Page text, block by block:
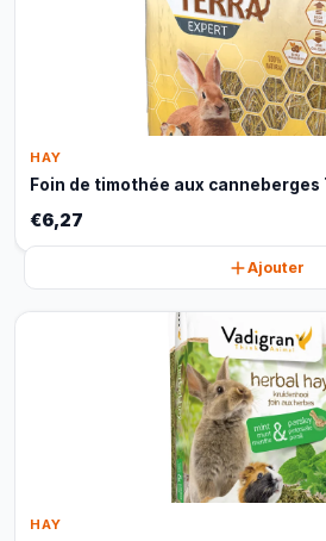
HAY
Foin de timothée aux canneberges
€6,27
Ajouter
HAY